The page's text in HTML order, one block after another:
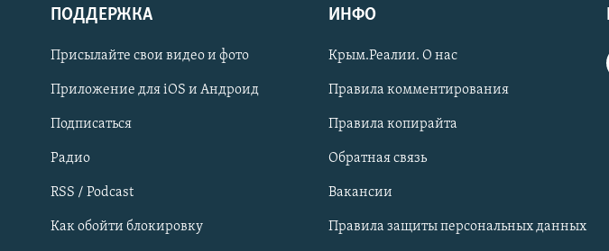
Українською
Qırımtatar
ПРИСОЕДИНЯЙТЕСЬ!
ПОДДЕРЖКА
Присылайте свои видео и фото
Приложение для iOS и Андроид
Подписаться
Радио
RSS / Podcast
Как обойти блокировку
ИНФО
Крым.Реалии. О нас
Правила комментирования
Правила копирайта
Обратная связь
Вакансии
Правила защиты персональных данных